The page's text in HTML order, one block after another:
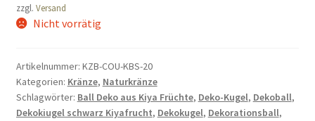
zzgl. Versand
Nicht vorrätig
Artikelnummer: KZB-COU-KBS-20
Kategorien: Kränze, Naturkränze
Schlagwörter: Ball Deko aus Kiya Früchte, Deko-Kugel, Dekoball,
Dekokiugel schwarz Kiyafrucht, Dekokugel, Dekorationsball,